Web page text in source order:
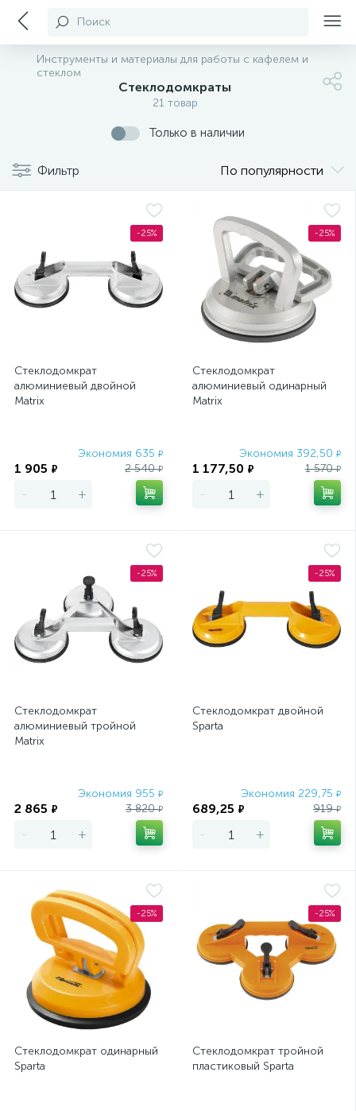
Поиск
Инструменты и материалы для работы с кафелем и
стеклом
Стеклодомкраты
21 товар
Только в наличии
Фильтр По популярности
-25%
Стеклодомкрат
алюминиевый двойной
Matrix
Экономия 635 ₽
1 905 ₽ 2 540₽
- +
-25%
Стеклодомкрат
алюминиевый одинарный
Matrix
Экономия 392,50 ₽
1 177,50 ₽ 1 570₽
- +
-25%
Стеклодомкрат
алюминиевый тройной
Matrix
Экономия 955 ₽
2 865 ₽ 3 820₽
- +
-25%
Стеклодомкрат двойной
Sparta
Экономия 229,75 ₽
689,25 ₽ 919₽
- +
-25%
Стеклодомкрат одинарный
Sparta
-25%
Стеклодомкрат тройной
пластиковый Sparta